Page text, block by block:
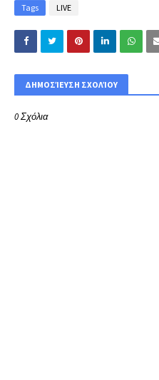
Tags LIVE
ΔΗΜΟΣΊΕΥΣΗ ΣΧΟΛΊΟΥ
0 Σχόλια